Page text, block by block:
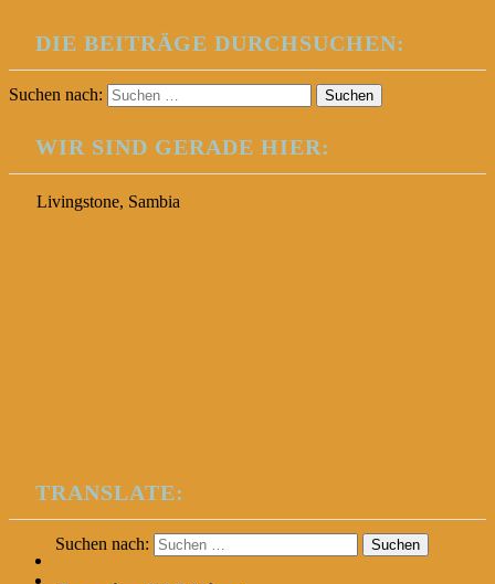
DIE BEITRÄGE DURCHSUCHEN:
Suchen nach:
WIR SIND GERADE HIER:
Livingstone, Sambia
TRANSLATE:
Suchen nach: